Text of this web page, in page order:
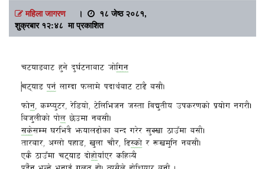
महिला जागरण।
१८ जेष्ठ २०८१,
शुक्रबार १२:४८ मा प्रकाशित